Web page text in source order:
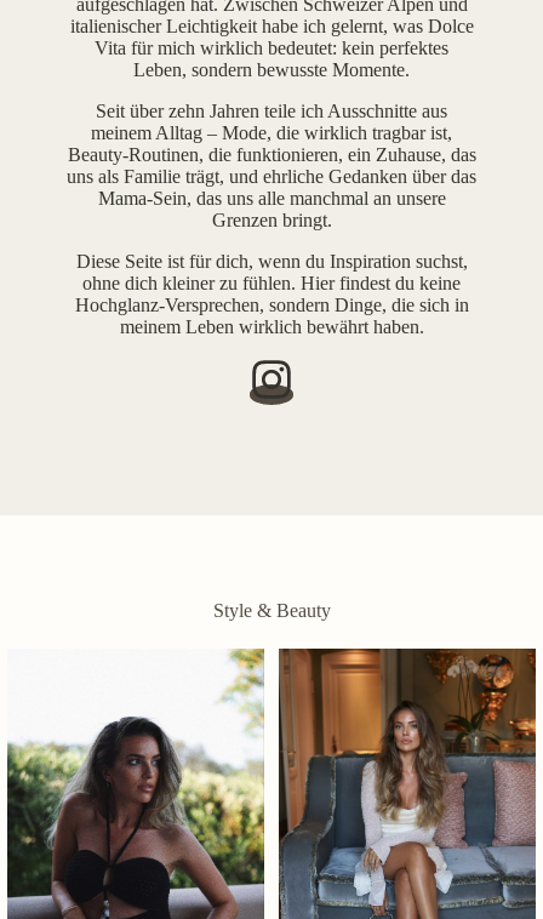
aufgeschlagen hat. Zwischen Schweizer Alpen und
italienischer Leichtigkeit habe ich gelernt, was Dolce
Vita für mich wirklich bedeutet: kein perfektes
Leben, sondern bewusste Momente.
Seit über zehn Jahren teile ich Ausschnitte aus
meinem Alltag – Mode, die wirklich tragbar ist,
Beauty-Routinen, die funktionieren, ein Zuhause, das
uns als Familie trägt, und ehrliche Gedanken über das
Mama-Sein, das uns alle manchmal an unsere
Grenzen bringt.
Diese Seite ist für dich, wenn du Inspiration suchst,
ohne dich kleiner zu fühlen. Hier findest du keine
Hochglanz-Versprechen, sondern Dinge, die sich in
meinem Leben wirklich bewährt haben.
Style & Beauty